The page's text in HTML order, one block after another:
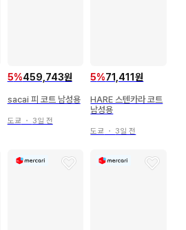
5%459,743원
sacai 피 코트 남성용
도쿄 ・ 3일 전
5%71,411원
HARE 스텐카라 코트
남성용
도쿄 ・ 3일 전